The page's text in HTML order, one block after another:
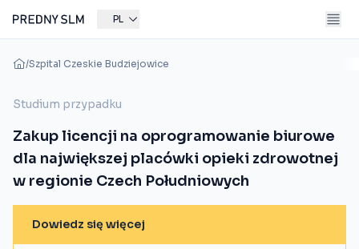
PL
/Szpital Czeskie Budziejowice
Studium przypadku
Zakup licencji na oprogramowanie biurowe
dla największej placówki opieki zdrowotnej
w regionie Czech Południowych
Dowiedz się więcej